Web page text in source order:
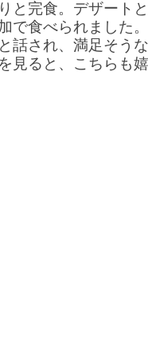
と完食。デザート
で食べられました
話され、満足そう
見ると、こちらも